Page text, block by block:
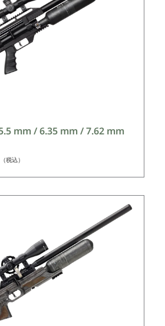
mm / 6.35 mm / 7.62 mm
（税込）